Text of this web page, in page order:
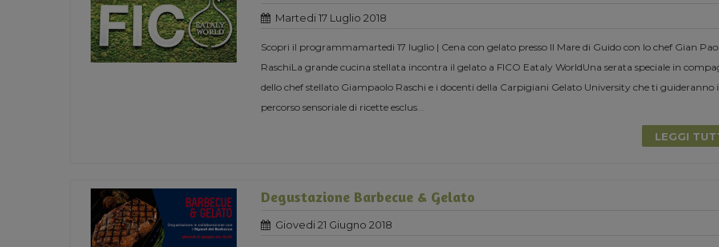
Martedi 17 Luglio 2018
Scopri il programmamartedi 17 luglio | Cena con gelato presso Il Mare di Guido con lo chef Gian
RaschiLa grande cucina stellata incontra il gelato a FICO Eataly WorldUna serata speciale in
dello chef stellato Giampaolo Raschi e i docenti della Carpigiani Gelato University che ti guideranno
percorso sensoriale di ricette esclus...
LEGGI
Degustazione Barbecue & Gelato
Giovedi 21 Giugno 2018